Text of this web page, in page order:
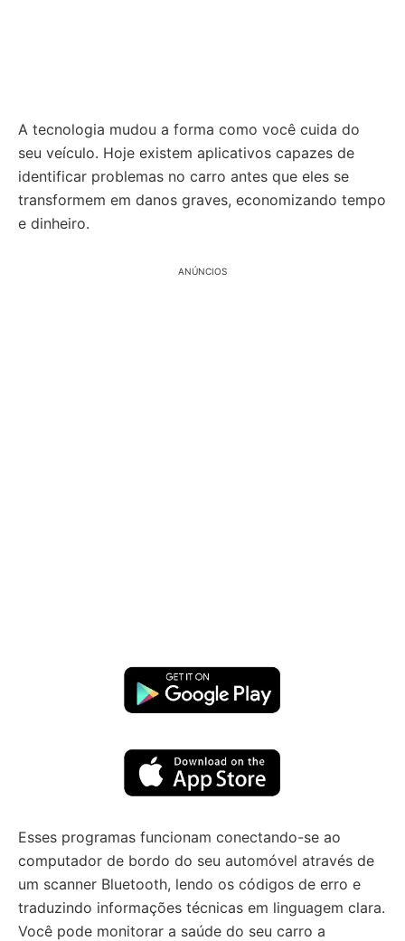
A tecnologia mudou a forma como você cuida do
seu veículo. Hoje existem aplicativos capazes de
identificar problemas no carro antes que eles se
transformem em danos graves, economizando tempo
e dinheiro.
ANÚNCIOS
Esses programas funcionam conectando-se ao
computador de bordo do seu automóvel através de
um scanner Bluetooth, lendo os códigos de erro e
traduzindo informações técnicas em linguagem clara.
Você pode monitorar a saúde do seu carro a